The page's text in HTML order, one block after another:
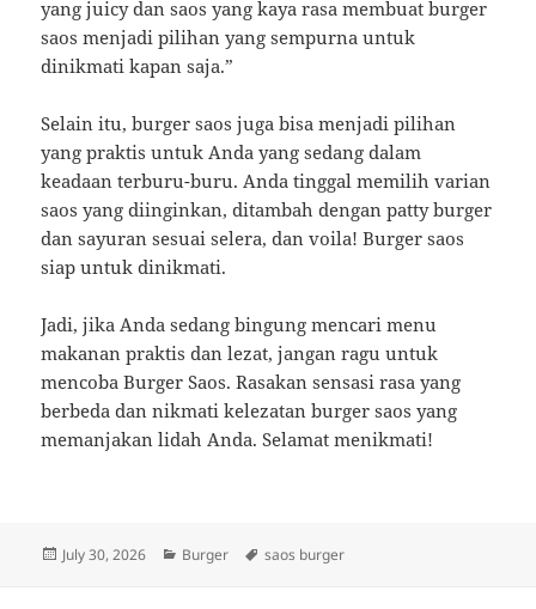
yang juicy dan saos yang kaya rasa membuat burger
saos menjadi pilihan yang sempurna untuk
dinikmati kapan saja.”
Selain itu, burger saos juga bisa menjadi pilihan
yang praktis untuk Anda yang sedang dalam
keadaan terburu-buru. Anda tinggal memilih varian
saos yang diinginkan, ditambah dengan patty burger
dan sayuran sesuai selera, dan voila! Burger saos
siap untuk dinikmati.
Jadi, jika Anda sedang bingung mencari menu
makanan praktis dan lezat, jangan ragu untuk
mencoba Burger Saos. Rasakan sensasi rasa yang
berbeda dan nikmati kelezatan burger saos yang
memanjakan lidah Anda. Selamat menikmati!
Posted
July 30, 2026 Categories
Burger Tags
saos burger